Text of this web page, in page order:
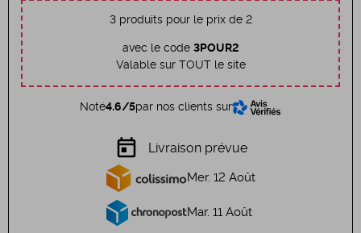
3 produits pour le prix de 2
avec le code 3POUR2
Valable sur TOUT le site
Noté4.6/5par nos clients sur
today Livraison prévue
Mer. 12 Août
Mar. 11 Août